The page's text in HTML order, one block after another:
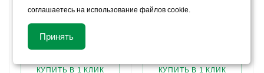
Цена:
228 475руб./шт
Арт.: 5973
КУПИТЬ В 1 КЛИК
Цена:
КУПИТЬ В 1 КЛИК
соглашаетесь на использование файлов cookie.
Принять